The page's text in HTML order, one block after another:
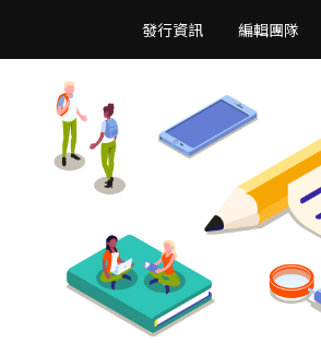
主
發行資訊 編輯團隊